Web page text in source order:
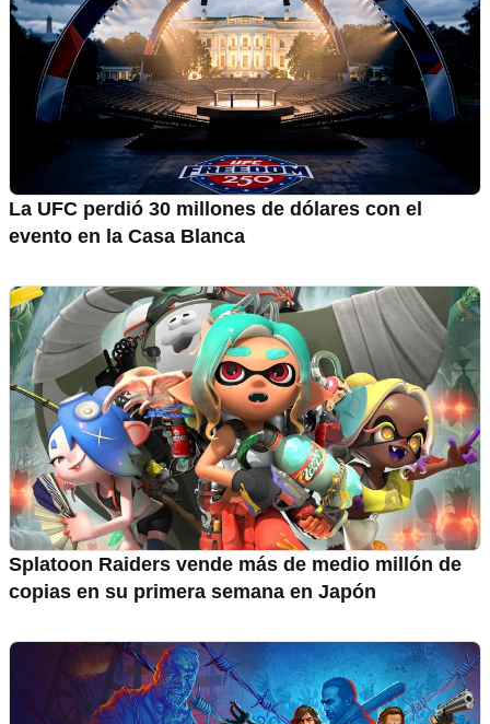
La UFC perdió 30 millones de dólares con el
evento en la Casa Blanca
Splatoon Raiders vende más de medio millón de
copias en su primera semana en Japón